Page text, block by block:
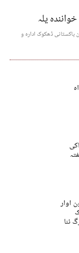
یلہ
اقبال آن 5 اگست نا نن پاکستانی ڈھکوک ادارہ و
اوار
ئنا